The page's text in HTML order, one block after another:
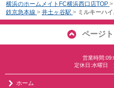
横浜のホームメイトFC横浜西口店TOP >
鉄京急本線 > 井土ヶ谷駅 > ミルキーハ
ページ
営業時間
定休日:水曜日
ホーム